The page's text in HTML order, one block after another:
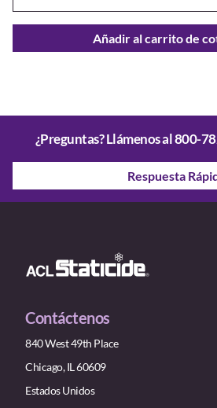
Añadir al carrito de
¿Preguntas? Llámenos al800-
Respuesta
Contáctenos
840 West 49th Place
Chicago, IL 60609
Estados Unidos